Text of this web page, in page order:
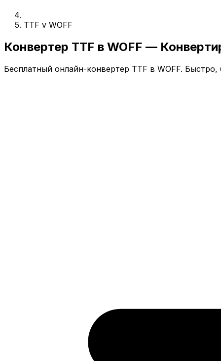
TTF v WOFF
Конвертер TTF в WOFF —
Бесплатный онлайн-конвертер TTF в WOFF. Быстро,